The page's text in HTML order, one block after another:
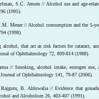
S.C. Jensen // Alcohol use and age-
(1995).
Meuer // Alcohol consumption and the 5-
(1998).
that act as risk factors for cataract,
of Ophthalmology 72, 809-814 (1988).
// Smoking, alcohol intake, estrogen use,
of Ophthalmology 141, 79-87 (2006).
B. Ahluwalia // Evidence that
and Alcoholism 26, 403-407 (1991).